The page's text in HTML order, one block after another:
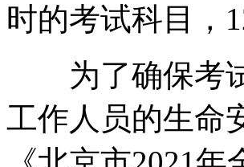
时的考试科目，
为了确保考试
工作人员的生命